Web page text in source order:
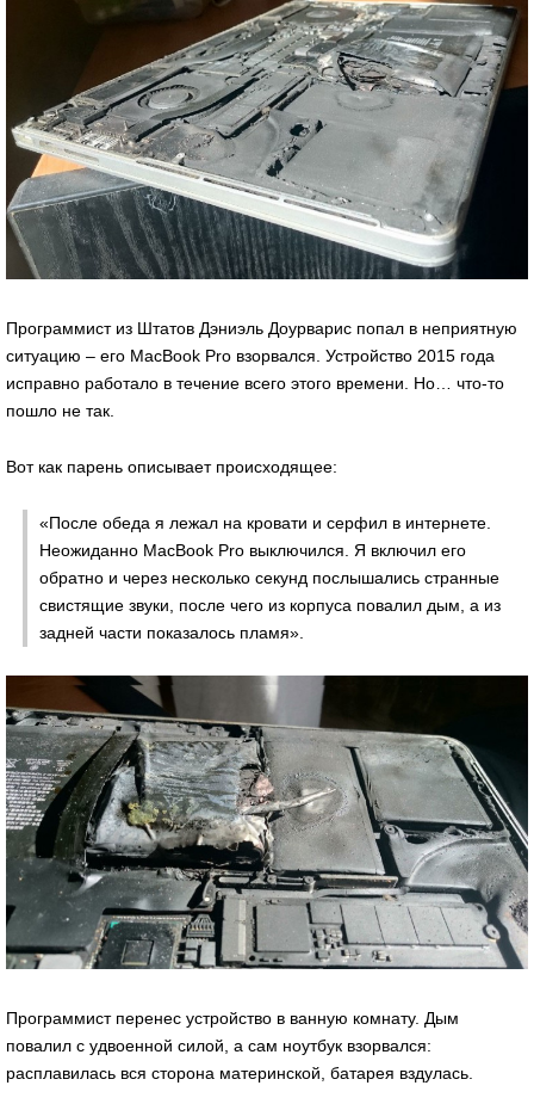
Программист из Штатов Дэниэль Доурварис попал в неприятную
ситуацию – его MacBook Pro взорвался. Устройство 2015 года
исправно работало в течение всего этого времени. Но… что-то
пошло не так.
Вот как парень описывает происходящее:
«После обеда я лежал на кровати и серфил в интернете.
Неожиданно MacBook Pro выключился. Я включил его
обратно и через несколько секунд послышались странные
свистящие звуки, после чего из корпуса повалил дым, а из
задней части показалось пламя».
Программист перенес устройство в ванную комнату. Дым
повалил с удвоенной силой, а сам ноутбук взорвался:
расплавилась вся сторона материнской, батарея вздулась.